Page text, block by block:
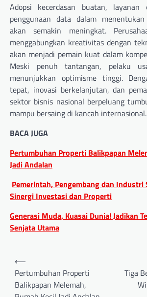
Adopsi kecerdasan buatan, layanan
penggunaan data dalam
akan semakin meningkat.
menggabungkan kreativitas dengan
akan menjadi pemain kuat dalam
Meski penuh tantangan, pelaku
menunjukkan optimisme tinggi.
tepat, inovasi berkelanjutan, dan
sektor bisnis nasional berpeluang
mampu bersaing di kancah internasional.
BACA JUGA
Pertumbuhan Properti Balikpapan
Jadi Andalan
Pemerintah, Pengembang dan Industri
Sinergi Investasi dan Properti
Generasi Muda, Kuasai Dunia! Jadikan
Senjata Utama
Navigasi
pos
⟵
Pertumbuhan Properti
Balikpapan Melemah,
Tiga